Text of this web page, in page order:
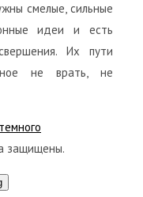
смелые, сильные
идеи и есть
Их пути
не врать, не
защищены.